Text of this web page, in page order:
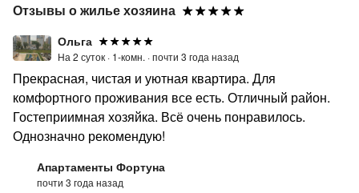
Отзывы о жилье хозяина
Ольга
На 2 суток · 1-комн. ·почти 3 года назад
Прекрасная, чистая и уютная квартира. Для
комфортного проживания все есть. Отличный район.
Гостеприимная хозяйка. Всё очень понравилось.
Однозначно рекомендую!
Апартаменты Фортуна
почти 3 года назад